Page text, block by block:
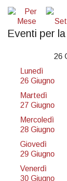
Eventi per
26
Lunedì
26 Giugno
Martedì
27 Giugno
Mercoledì
28 Giugno
Giovedì
29 Giugno
Venerdì
30 Giugno